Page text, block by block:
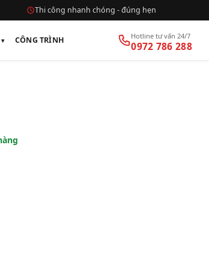
Thi công nhanh chóng - đúng hẹn
CÔNG TRÌNH Hotline tư vấn 24/7
0972 786 288